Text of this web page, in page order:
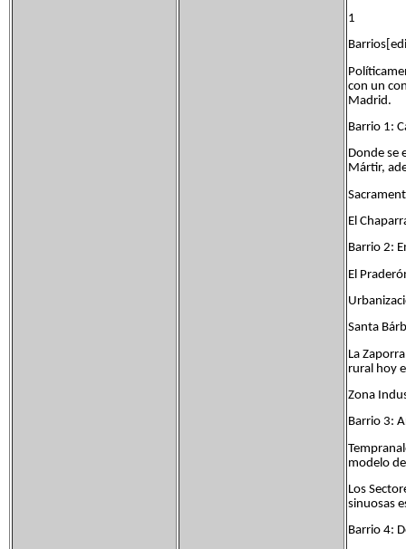
1
con un
Madrid.
Barrio 1:
Donde se
Mártir,
El
Barrio 2:
El
Santa
La
rural hoy
Zona
Barrio 3:
modelo
Los
sinuosas
Barrio 4: